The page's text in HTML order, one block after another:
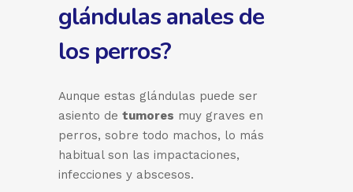
glándulas anales de
los perros?
Aunque estas glándulas puede ser
asiento de tumores muy graves en
perros, sobre todo machos, lo más
habitual son las impactaciones,
infecciones y abscesos.